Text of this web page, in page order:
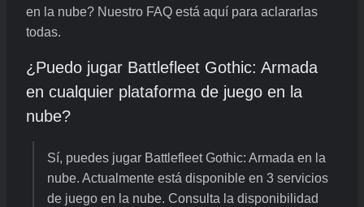
en la nube? Nuestro FAQ está aquí para aclararlas
todas.
¿Puedo jugar Battlefleet Gothic: Armada
en cualquier plataforma de juego en la
nube?
Sí, puedes jugar Battlefleet Gothic: Armada en la
nube. Actualmente está disponible en 3 servicios
de juego en la nube. Consulta la disponibilidad